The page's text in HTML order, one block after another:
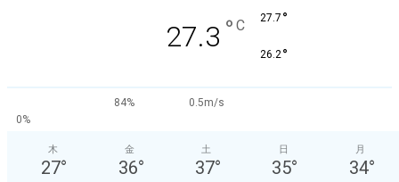
27.3 ° C 27.7 °
26.2°
84%
0.5m/s
0%
木
27°
金
36°
土
37°
日
35°
月
34°